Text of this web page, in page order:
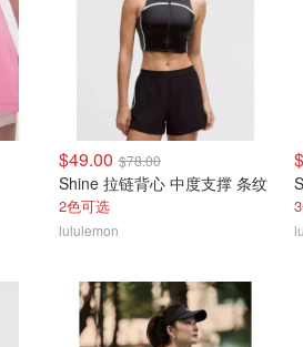
$49.00 $78.00
Shine 拉链背心 中度支撑 条纹
2色可选
lululemon